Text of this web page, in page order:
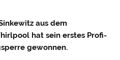
aus dem
hat sein erstes Profi-
gewonnen.